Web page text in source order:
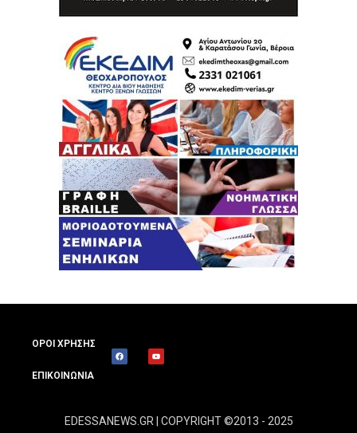
ΟΡΟΙ ΧΡΗΣΗΣ
ΕΠΙΚΟΙΝΩΝΙΑ
EDESSANEWS.GR | COPYRIGHT ©2013 - 2025